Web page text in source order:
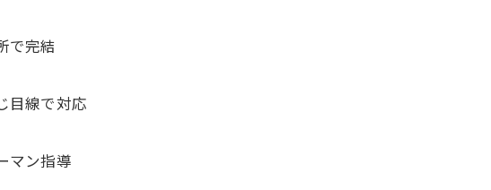
で完結
目線で対応
マン指導